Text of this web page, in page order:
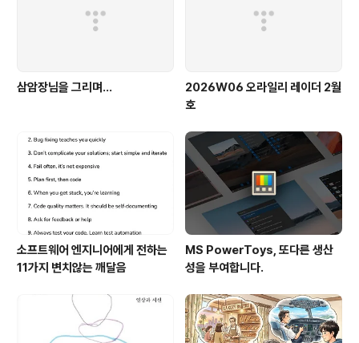
삼암장님을 그리며...
2026W06 오라일리 레이더 2월
호
소프트웨어 엔지니어에게 전하는
11가지 변치않는 깨달음
MS PowerToys, 또다른 생산
성을 부여합니다.